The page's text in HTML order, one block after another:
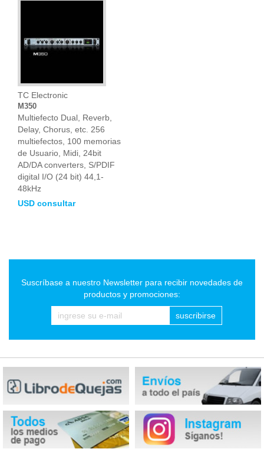
TC Electronic
M350
Multiefecto Dual, Reverb,
Delay, Chorus, etc. 256
multiefectos, 100 memorias
de Usuario, Midi, 24bit
AD/DA converters, S/PDIF
digital I/O (24 bit) 44,1-
48kHz
USD consultar
Suscríbase a nuestro Newsletter para recibir novedades de
productos y promociones:
suscribirse